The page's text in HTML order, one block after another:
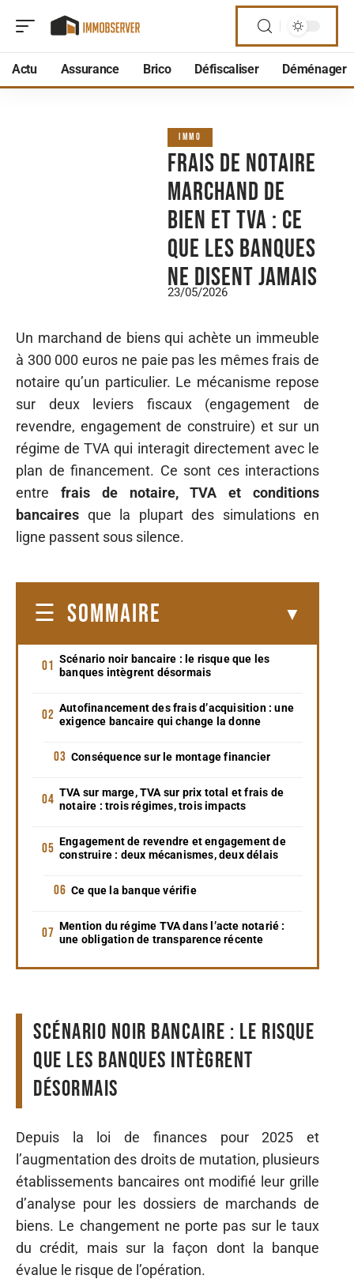
Actu Assurance Brico Défiscaliser Déménager
IMMO
Frais de notaire
marchand de
bien et TVA : ce
que les banques
ne disent jamais
23/05/2026
Un marchand de biens qui achète un immeuble
à 300 000 euros ne paie pas les mêmes frais de
notaire qu’un particulier. Le mécanisme repose
sur deux leviers fiscaux (engagement de
revendre, engagement de construire) et sur un
régime de TVA qui interagit directement avec le
plan de financement. Ce sont ces interactions
entre frais de notaire, TVA et conditions
bancaires que la plupart des simulations en
ligne passent sous silence.
SOMMAIRE
Scénario noir bancaire : le risque que les
banques intègrent désormais
Autofinancement des frais d’acquisition : une
exigence bancaire qui change la donne
Conséquence sur le montage financier
TVA sur marge, TVA sur prix total et frais de
notaire : trois régimes, trois impacts
Engagement de revendre et engagement de
construire : deux mécanismes, deux délais
Ce que la banque vérifie
Mention du régime TVA dans l’acte notarié :
une obligation de transparence récente
Scénario noir bancaire : le risque
que les banques intègrent
désormais
Depuis la loi de finances pour 2025 et
l’augmentation des droits de mutation, plusieurs
établissements bancaires ont modifié leur grille
d’analyse pour les dossiers de marchands de
biens. Le changement ne porte pas sur le taux
du crédit, mais sur la façon dont la banque
évalue le risque de l’opération.